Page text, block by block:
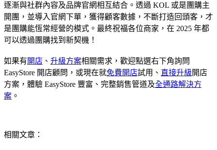
逐漸與社群內容及品牌官網相互結合。透過 KOL 或是團購主
開團，並導入官網下單，獲得顧客數據，不斷打造回頭客，才
是團購能恆常經營的模式。最終祝福各位商家，在 2025 年都
可以透過團購找到新契機！
如果有開店 、 升級方案相關需求，歡迎點選右下角詢問
EasyStore 開店顧問，或現在就免費開店試用、 直接升級開店
方案，體驗 EasyStore 豐富、完整銷售管道及全通路解決方
案 。
相關文章：